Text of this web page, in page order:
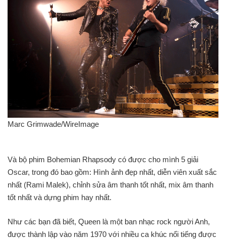
Marc Grimwade/WireImage
Và bộ phim Bohemian Rhapsody có được cho mình 5 giải
Oscar, trong đó bao gồm: Hình ảnh đẹp nhất, diễn viên xuất sắc
nhất (Rami Malek), chỉnh sửa âm thanh tốt nhất, mix âm thanh
tốt nhất và dựng phim hay nhất.
Như các bạn đã biết, Queen là một ban nhạc rock người Anh,
được thành lập vào năm 1970 với nhiều ca khúc nổi tiếng được